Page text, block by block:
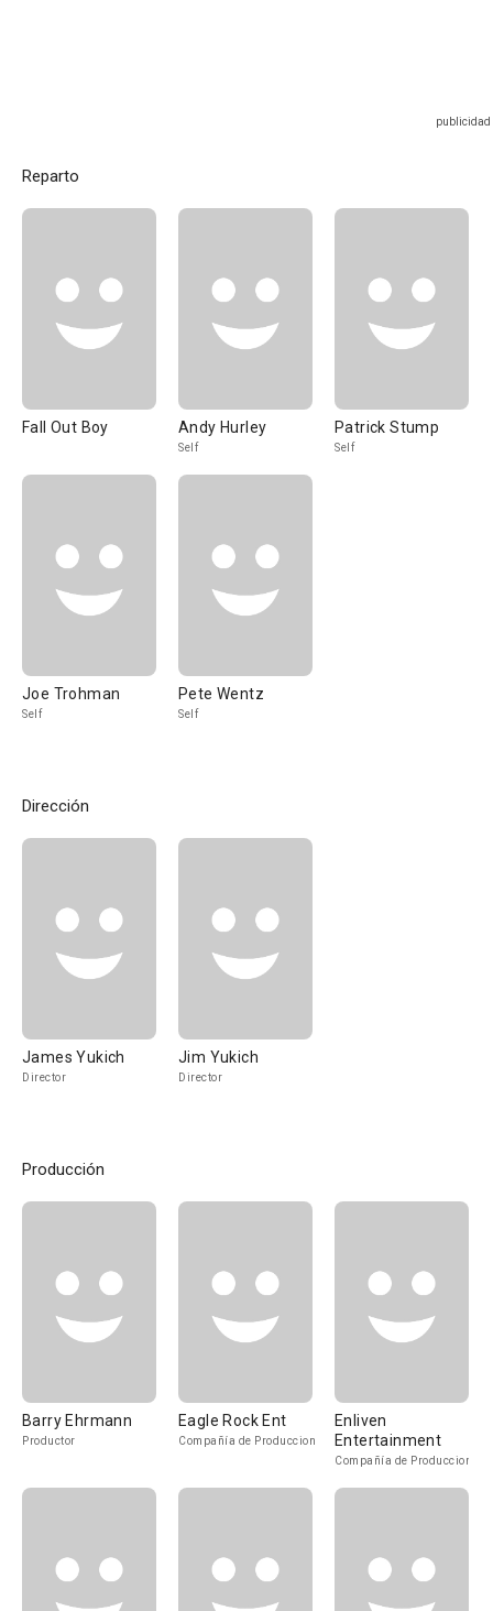
Reparto
Fall Out Boy Andy Hurley
Self
Patrick Stump
Self
Joe Trohman
Self
Pete Wentz
Self
Dirección
James Yukich
Director
Jim Yukich
Director
Producción
Barry Ehrmann
Productor
Eagle Rock Ent
Compañía de Produccion
Enliven
Entertainment
Compañía de Produccion